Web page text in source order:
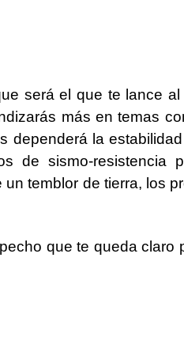
será el que te lance al
más en temas
dependerá la
de sismo-resistencia
temblor de tierra, los
que te queda claro